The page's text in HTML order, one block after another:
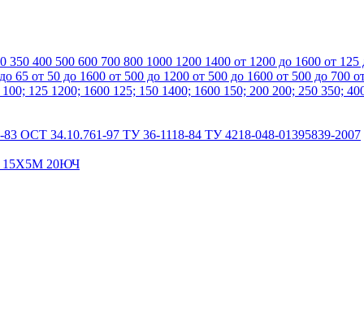
350 400 500 600 700 800 1000 1200 1400 от 1200 до 1600 от 125
65 от 50 до 1600 от 500 до 1200 от 500 до 1600 от 500 до 700
100; 125 1200; 1600 125; 150 1400; 1600 150; 200 200; 250 350;
83 ОСТ 34.10.761-97 ТУ 36-1118-84 ТУ 4218-048-01395839-2007
15Х5М 20ЮЧ